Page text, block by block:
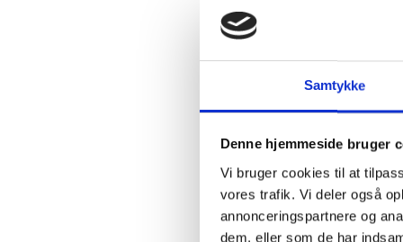
Samtykke
Denne hjemmeside bruger
Vi bruger cookies til at
vores trafik. Vi deler også
annonceringspartnere og
dem, eller som de har